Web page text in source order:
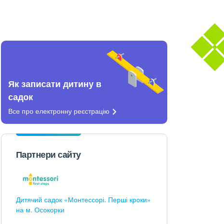
Як записати дитину в
садок
Все про електронну реєстрацію
Партнери сайту
Дитячий садок «Монтессорі. Перші кроки»
на м. Осокорки